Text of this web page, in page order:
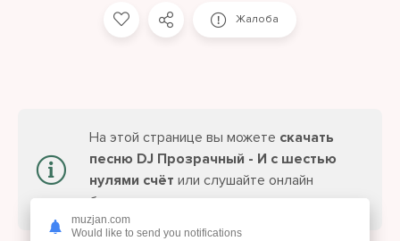
Жалоба
На этой странице вы можете скачать
песню DJ Прозрачный - И с шестью
нулями счёт или слушайте онлайн
бесплатно.
muzjan.com
Would like to send you notifications